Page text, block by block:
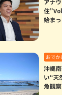
アナ
住
始ま
おでか
沖縄
い“天
魚観